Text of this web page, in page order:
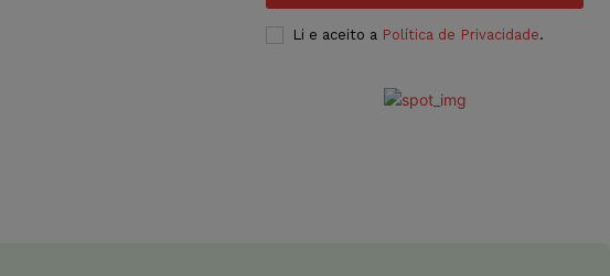
Li e aceito a Política de Privacidade.